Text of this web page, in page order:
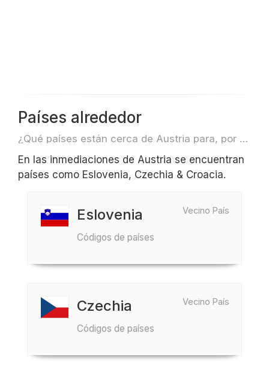
Países alrededor
¿Qué países están cerca de Austria para, por ejemplo, viajar o volar?
En las inmediaciones de Austria se encuentran
países como Eslovenia, Czechia & Croacia.
Vecino País
Eslovenia
Códigos de países
Vecino País
Czechia
Códigos de países